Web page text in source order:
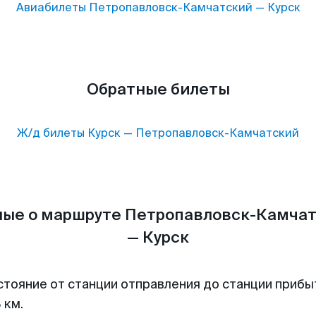
Авиабилеты Петропавловск-Камчатский — Курск
Обратные билеты
Ж/д билеты Курск — Петропавловск-Камчатский
о маршруте Петропавловск-
— Курск
от станции отправления до станции
км.